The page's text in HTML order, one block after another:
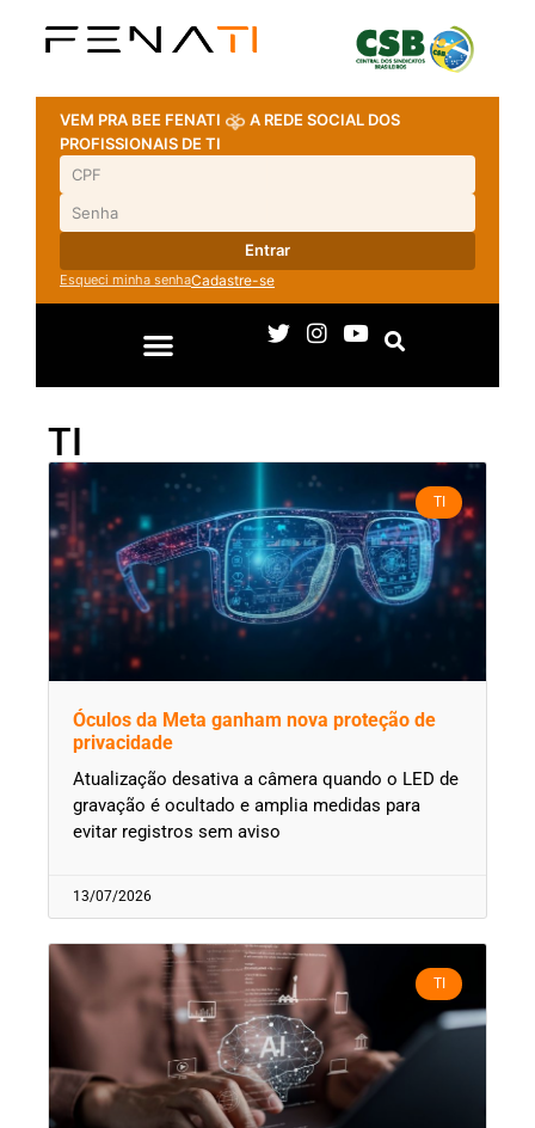
VEM PRA BEE FENATI
A REDE SOCIAL DOS
PROFISSIONAIS DE TI
Entrar
Esqueci minha senhaCadastre-se
TI
TI
Óculos da Meta ganham nova proteção de
privacidade
Atualização desativa a câmera quando o LED de
gravação é ocultado e amplia medidas para
evitar registros sem aviso
13/07/2026
TI